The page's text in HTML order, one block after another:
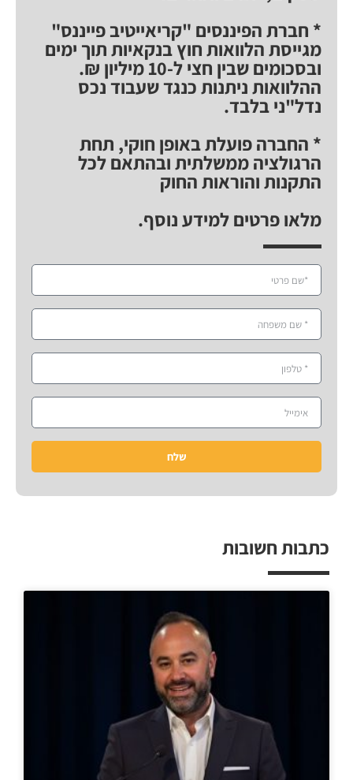
* חברת הפיננסים "קריאייטיב פייננס"
מגייסת הלוואות חוץ בנקאיות תוך ימים
ובסכומים שבין חצי ל-10 מיליון ₪.
ההלוואות ניתנות כנגד שעבוד נכס
נדל"ני בלבד.
* החברה פועלת באופן חוקי, תחת
הרגולציה ממשלתית ובהתאם לכל
התקנות והוראות החוק
מלאו פרטים למידע נוסף.
שלח
כתבות חשובות